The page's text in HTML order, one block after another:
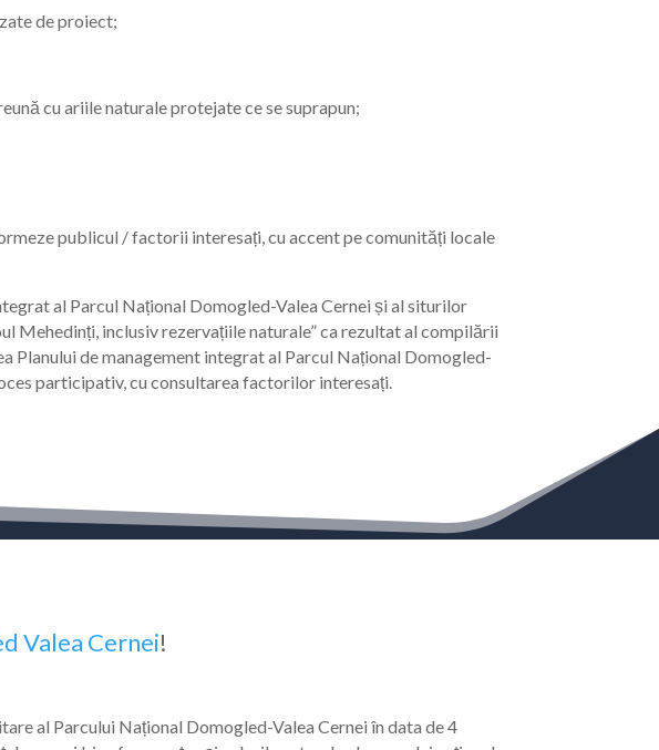
de proiect;
cu ariile naturale protejate ce se suprapun;
publicul / factorii interesați, cu accent pe comunități locale
al Parcul Național Domogled-Valea Cernei și al siturilor
Mehedinți, inclusiv rezervațiile naturale” ca rezultat al compilării
de management integrat al Parcul Național Domogled-
participativ, cu consultarea factorilor interesați.
Valea Cernei!
al Parcului Național Domogled-Valea Cernei în data de 4